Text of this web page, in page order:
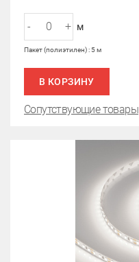
- + м
Пакет (полиэтилен) : 5 м
В КОРЗИНУ
Сопутствующие товары